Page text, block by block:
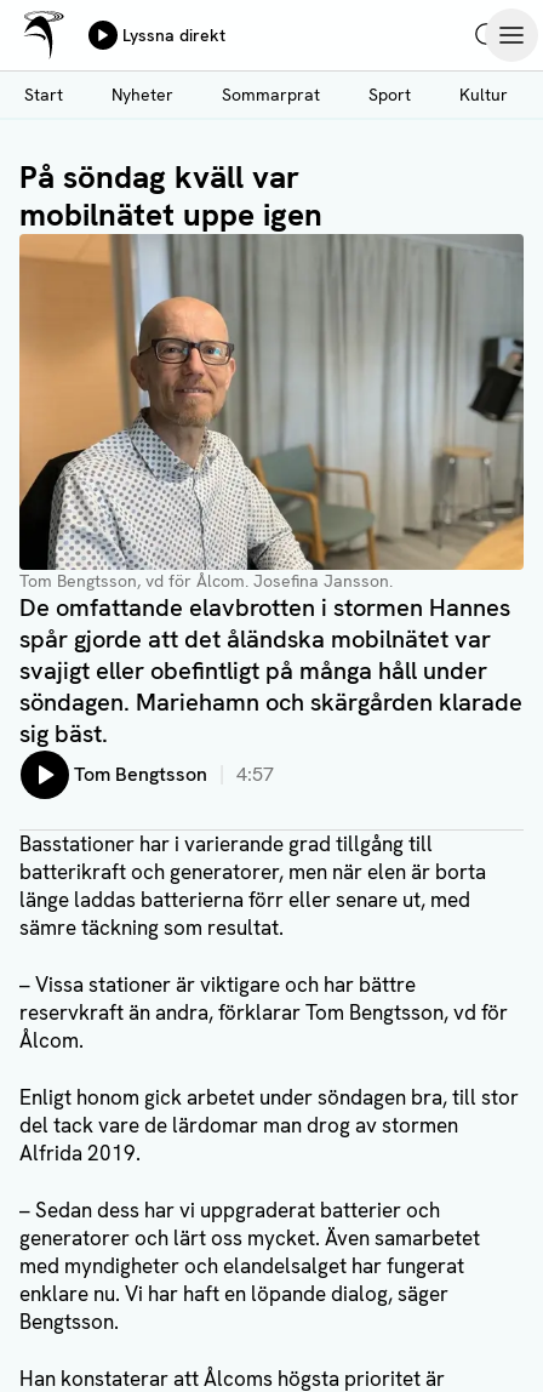
Hoppa
till
huvudinnehåll
Ålands Radio & TV
Lyssna direkt
Start
Nyheter Sommarprat Sport Kultur
På söndag kväll var
mobilnätet uppe igen
Tom Bengtsson, vd för Ålcom. Josefina Jansson.
De omfattande elavbrotten i stormen Hannes
spår gjorde att det åländska mobilnätet var
svajigt eller obefintligt på många håll under
söndagen. Mariehamn och skärgården klarade
sig bäst.
Lyssna på:
Tom Bengtsson 4:57
Basstationer har i varierande grad tillgång till
batterikraft och generatorer, men när elen är borta
länge laddas batterierna förr eller senare ut, med
sämre täckning som resultat.
– Vissa stationer är viktigare och har bättre
reservkraft än andra, förklarar Tom Bengtsson, vd för
Ålcom.
Enligt honom gick arbetet under söndagen bra, till stor
del tack vare de lärdomar man drog av stormen
Alfrida 2019.
– Sedan dess har vi uppgraderat batterier och
generatorer och lärt oss mycket. Även samarbetet
med myndigheter och elandelsalget har fungerat
enklare nu. Vi har haft en löpande dialog, säger
Bengtsson.
Han konstaterar att Ålcoms högsta prioritet är